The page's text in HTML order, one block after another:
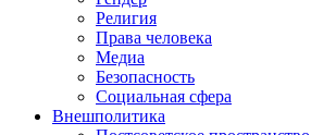
Религия
Права человека
Медиа
Безопасность
Социальная сфера
Внешполитика